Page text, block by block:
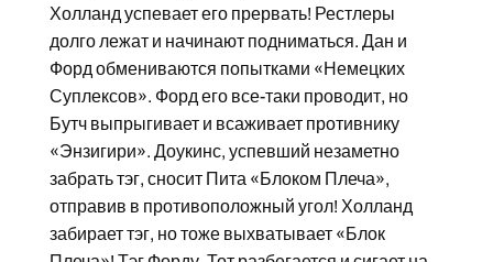
Холланд успевает его прервать! Рестлеры
долго лежат и начинают подниматься. Дан и
Форд обмениваются попытками «Немецких
Суплексов». Форд его все-таки проводит, но
Бутч выпрыгивает и всаживает противнику
«Энзигири». Доукинс, успевший незаметно
забрать тэг, сносит Пита «Блоком Плеча»,
отправив в противоположный угол! Холланд
забирает тэг, но тоже выхватывает «Блок